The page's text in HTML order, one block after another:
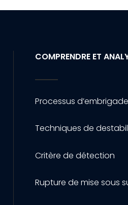
COMPRENDRE ET
Processus
Techniques de
Critère de détection
Rupture de mise sous